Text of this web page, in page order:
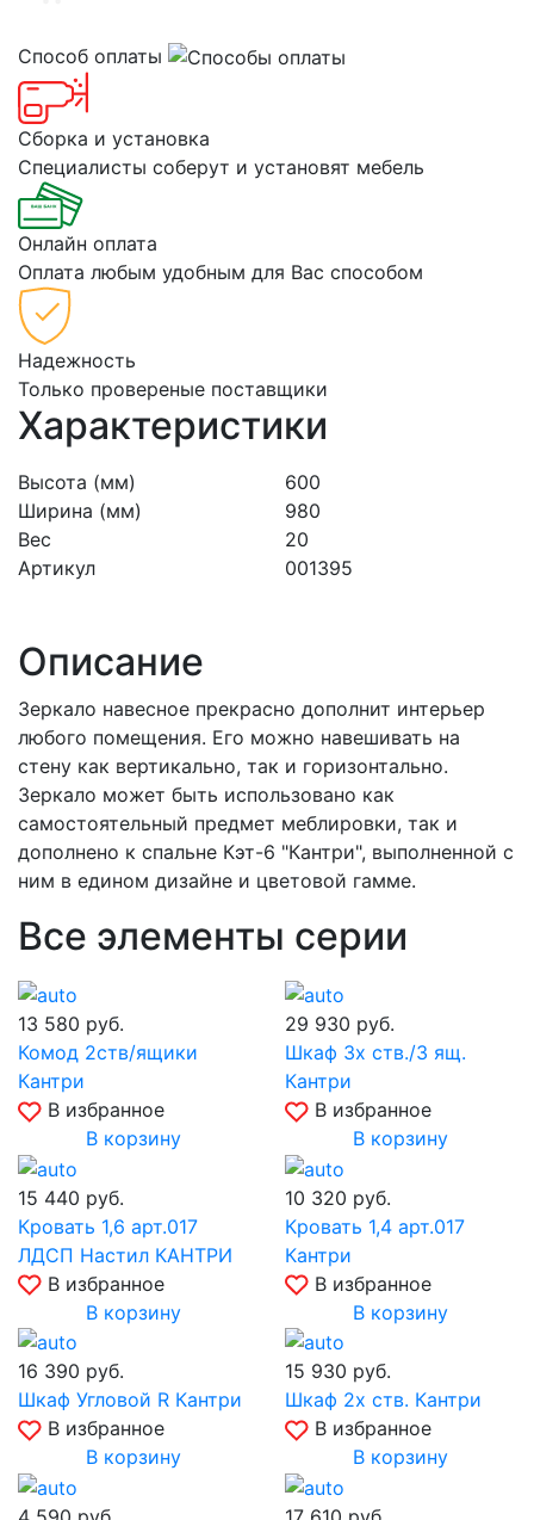
Способ оплаты
Сборка и установка
Специалисты соберут и установят мебель
Онлайн оплата
Оплата любым удобным для Вас способом
Надежность
Только провереные поставщики
Характеристики
Высота (мм)
600
Ширина (мм)
980
Вес
20
Артикул
001395
Описание
Зеркало навесное прекрасно дополнит интерьер
любого помещения. Его можно навешивать на
стену как вертикально, так и горизонтально.
Зеркало может быть использовано как
самостоятельный предмет меблировки, так и
дополнено к спальне Кэт-6 "Кантри", выполненной с
ним в едином дизайне и цветовой гамме.
Все элементы серии
13 580 руб.
Комод 2ств/ящики
Кантри
В избранное
В корзину
29 930 руб.
Шкаф 3х ств./3 ящ.
Кантри
В избранное
В корзину
15 440 руб.
Кровать 1,6 арт.017
ЛДСП Настил КАНТРИ
В избранное
В корзину
10 320 руб.
Кровать 1,4 арт.017
Кантри
В избранное
В корзину
16 390 руб.
Шкаф Угловой R Кантри
В избранное
В корзину
15 930 руб.
Шкаф 2х ств. Кантри
В избранное
В корзину